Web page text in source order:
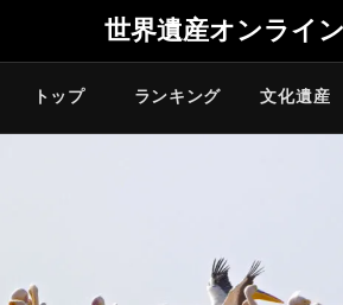
世界遺産オンライ
トップ ランキング 文化遺産